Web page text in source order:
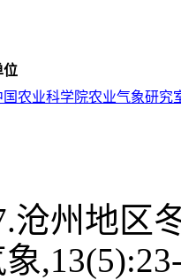
位
国农业科学院农业气象研究
沧州地区